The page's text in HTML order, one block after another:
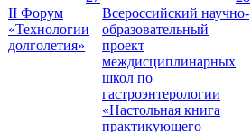
II Форум
«Технологии
долголетия»
Всероссийский научно-
образовательный
проект
междисциплинарных
школ по
гастроэнтерологии
«Настольная книга
практикующего